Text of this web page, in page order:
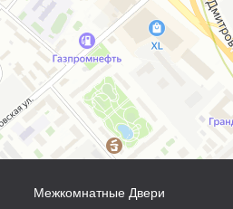
Межкомнатные Двери